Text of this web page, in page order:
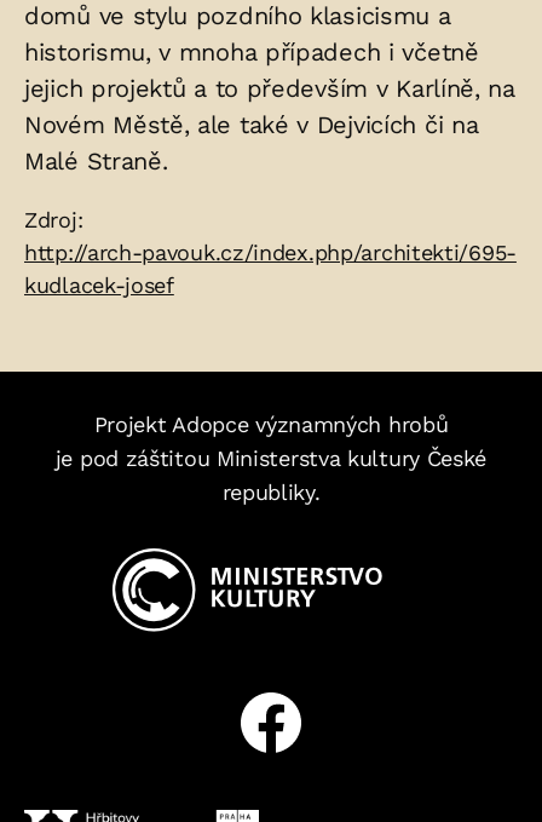
domů ve stylu pozdního klasicismu a
historismu, v mnoha případech i včetně
jejich projektů a to především v Karlíně, na
Novém Městě, ale také v Dejvicích či na
Malé Straně.
Zdroje:
Zdroj:
http://arch-pavouk.cz/index.php/architekti/695-
kudlacek-josef
Projekt Adopce významných hrobů
je pod záštitou Ministerstva kultury České
republiky.
Facebook